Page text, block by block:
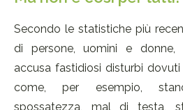
Secondo le statistiche più
di persone, uomini e donne,
accusa fastidiosi disturbi
come, per esempio,
spossatezza, mal di testa,